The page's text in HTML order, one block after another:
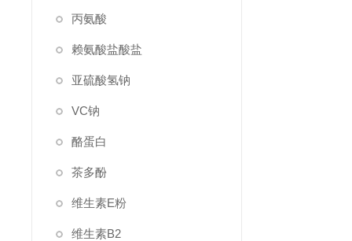
丙氨酸
赖氨酸盐酸盐
亚硫酸氢钠
VC钠
酪蛋白
茶多酚
维生素E粉
维生素B2